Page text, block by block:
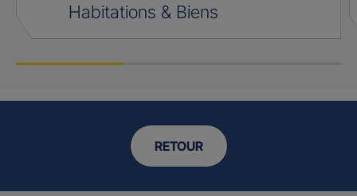
Habitations & Biens
RETOUR